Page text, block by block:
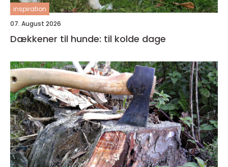
inspiration
07. August 2026
Dækkener til hunde: til kolde dage